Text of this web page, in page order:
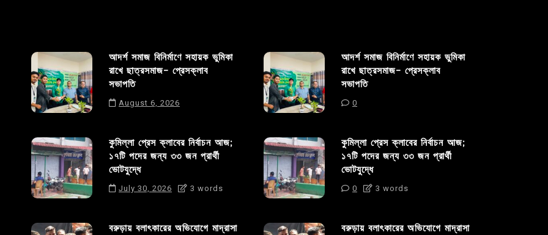
আদর্শ সমাজ বিনির্মাণে সহায়ক ভুমিকা
রাখে ছাত্রসমাজ- প্রেসক্লাব
সভাপতি
August 6, 2026
কুমিল্লা প্রেস ক্লাবের নির্বাচন আজ;
১৭টি পদের জন্য ৩৩ জন প্রার্থী
ভোটযুদ্ধে
July 30, 2026 3 words
বরুড়ায় বলাৎকারের অভিযোগে মাদ্রাসা
আদর্শ সমাজ বিনির্মাণে সহায়ক ভুমিকা
রাখে ছাত্রসমাজ- প্রেসক্লাব
সভাপতি
0
কুমিল্লা প্রেস ক্লাবের নির্বাচন আজ;
১৭টি পদের জন্য ৩৩ জন প্রার্থী
ভোটযুদ্ধে
0 3 words
বরুড়ায় বলাৎকারের অভিযোগে মাদ্রাসা